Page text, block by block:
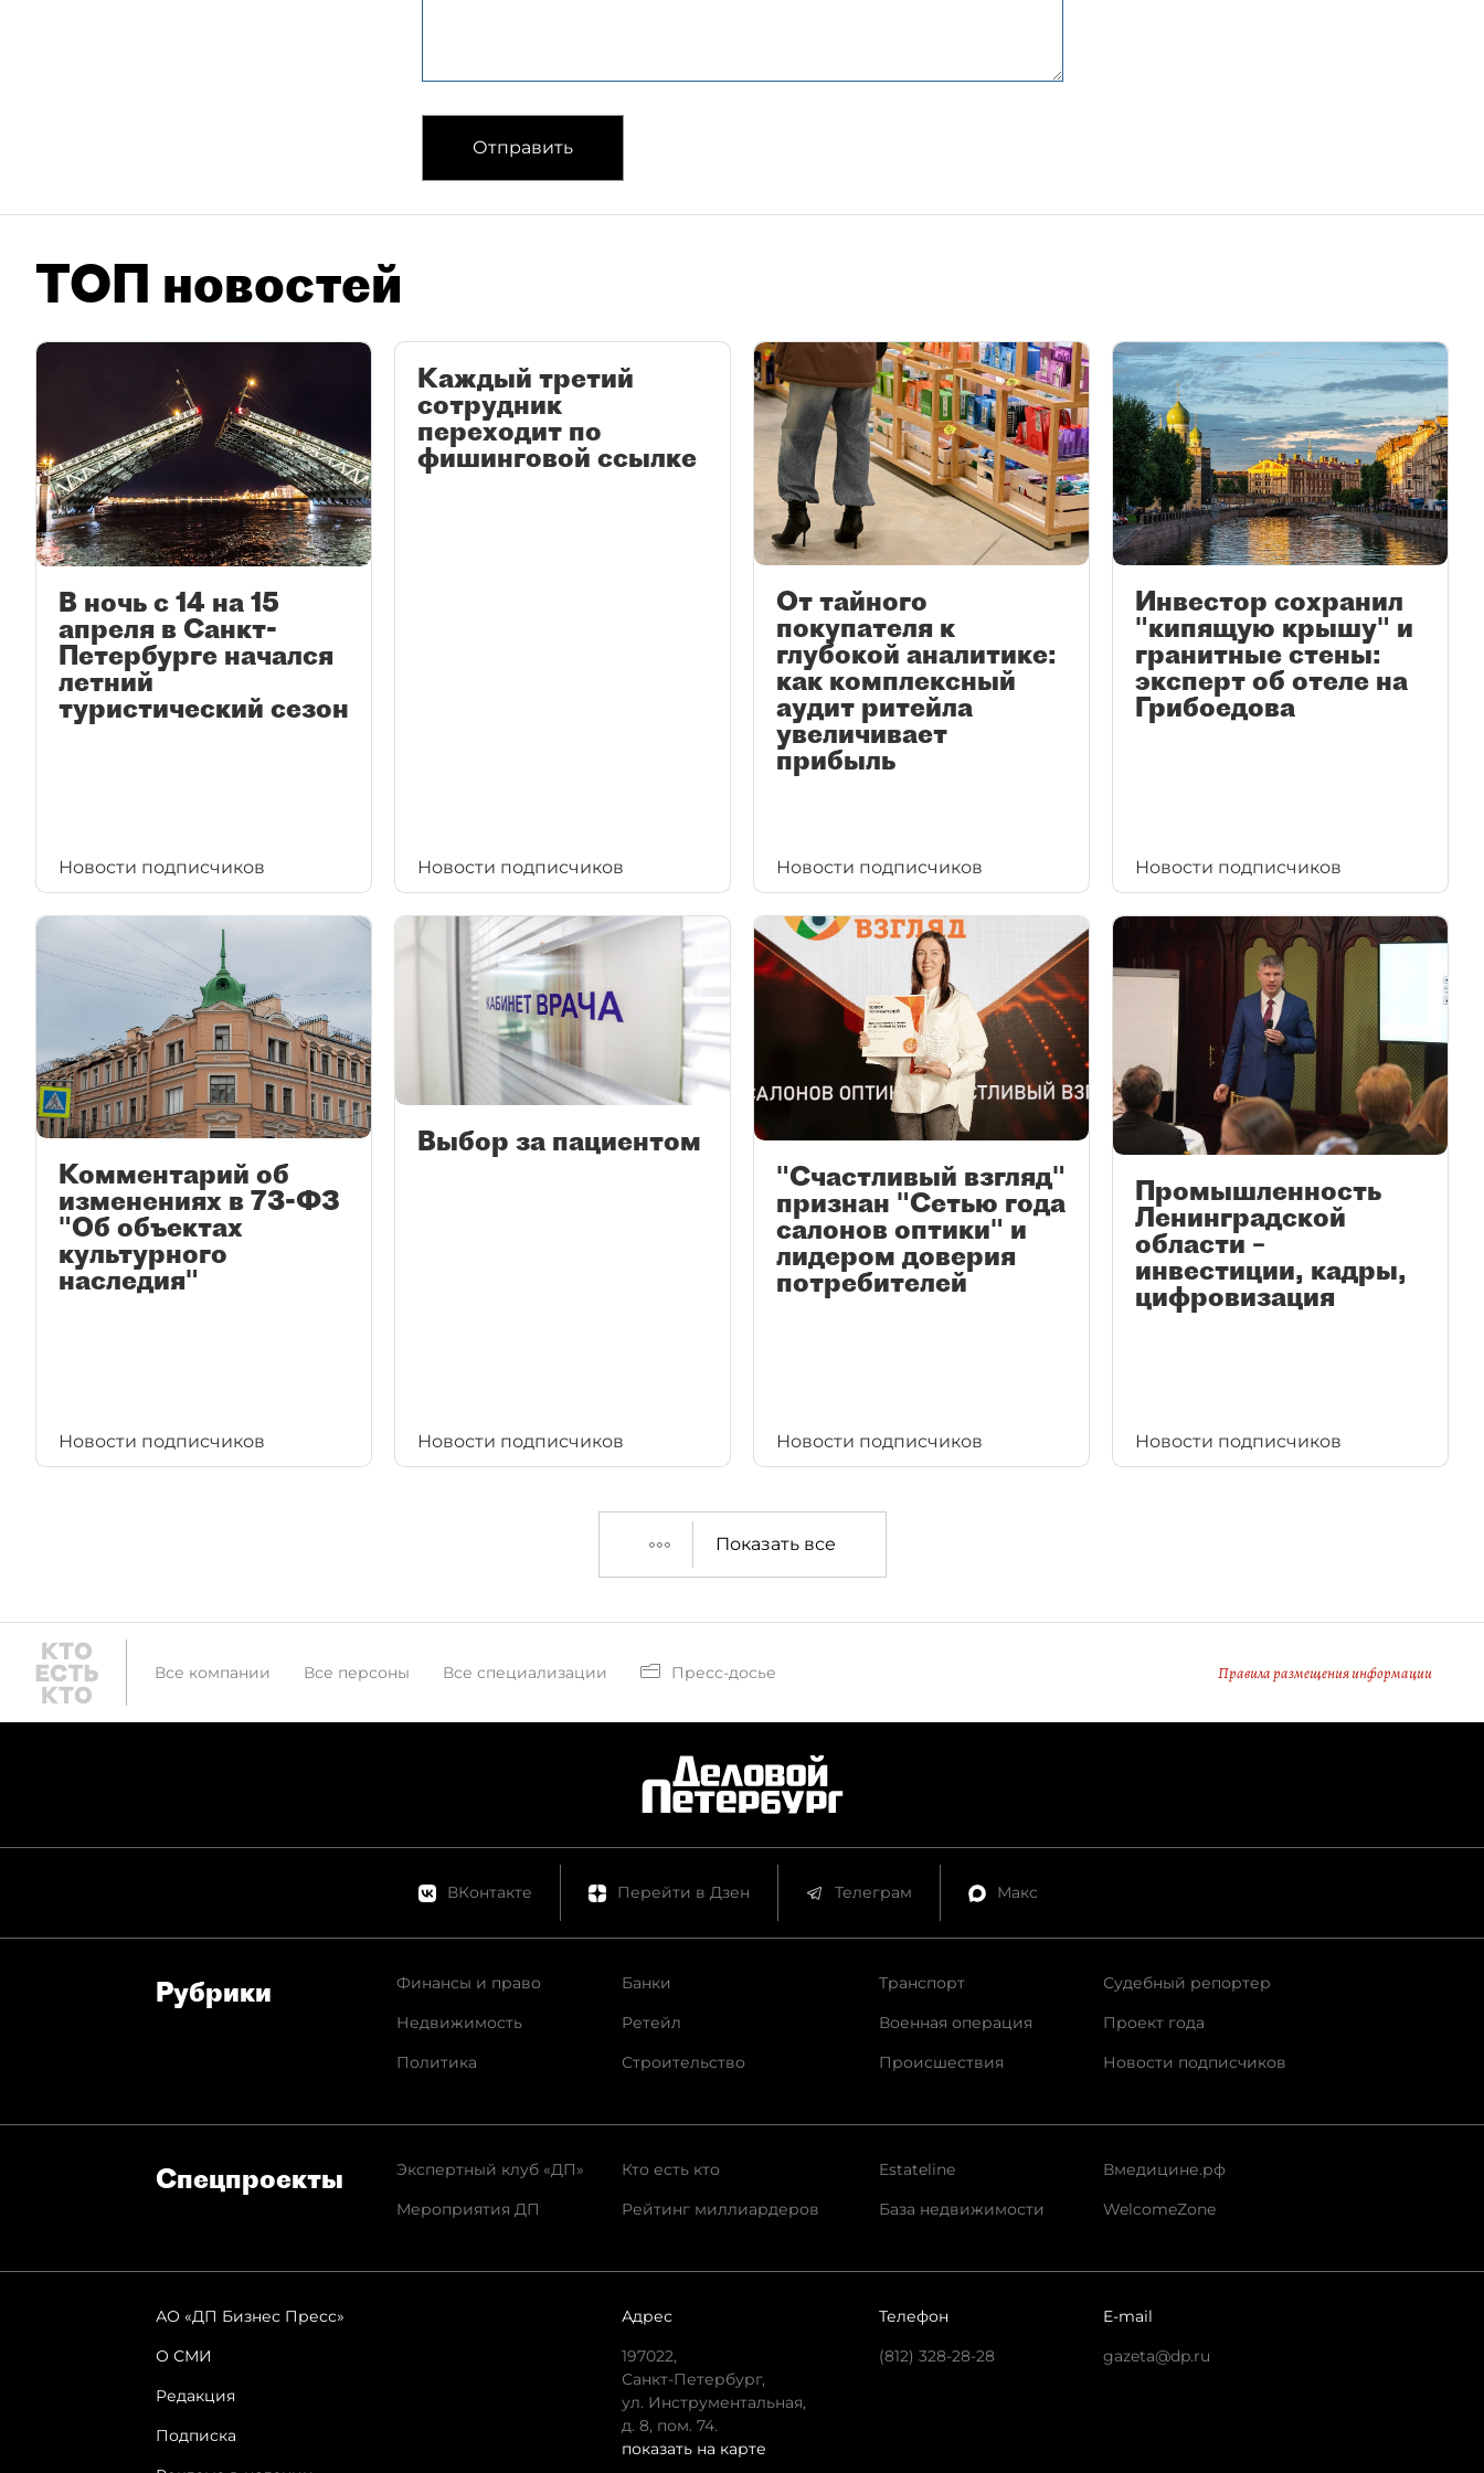
Отправить
ТОП новостей
В ночь с 14 на 15
апреля в Санкт-
Петербурге начался
летний
туристический сезон
Новости подписчиков
Каждый третий
сотрудник
переходит по
фишинговой ссылке
Новости подписчиков
От тайного
покупателя к
глубокой аналитике:
как комплексный
аудит ритейла
увеличивает
прибыль
Новости подписчиков
Инвестор сохранил
"кипящую крышу" и
гранитные стены:
эксперт об отеле на
Грибоедова
Новости подписчиков
Комментарий об
изменениях в 73-ФЗ
"Об объектах
культурного
наследия"
Новости подписчиков
Выбор за пациентом
Новости подписчиков
"Счастливый взгляд"
признан "Сетью года
салонов оптики" и
лидером доверия
потребителей
Новости подписчиков
Промышленность
Ленинградской
области –
инвестиции, кадры,
цифровизация
Новости подписчиков
Показать все
Все компании Все персоны Все специализации Пресс-досье Правила размещения информации
ВКонтакте Перейти в Дзен Телеграм Макс
Рубрики
Финансы и право
Недвижимость
Политика
Банки
Ретейл
Строительство
Транспорт
Военная операция
Происшествия
Судебный репортер
Проект года
Новости подписчиков
Спец­проекты
Экспертный клуб «ДП»
Мероприятия ДП
Кто есть кто
Рейтинг миллиардеров
Estateline
База недвижимости
Вмедицине.рф
WelcomeZone
АО «ДП Бизнес Пресс»
О СМИ
Редакция
Подписка
Адрес
197022,
Санкт-Петербург,
ул. Инструментальная,
д. 8, пом. 74.
показать на карте
Телефон
(812) 328-28-28
E-mail
gazeta@dp.ru